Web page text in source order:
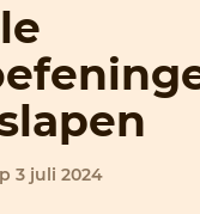
3 juli 2024